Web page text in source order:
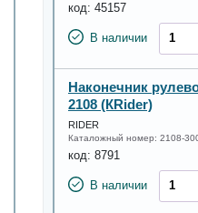
код: 45157
В наличии
Наконечник
2108 (КRider)
RIDER
Каталожный номер: 2108-
код: 8791
В наличии